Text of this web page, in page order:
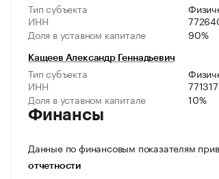
Тип субъекта
ИНН
Доля в уставном капитале
90%
Кащеев Александр Геннадьевич
Тип субъекта
ИНН
Доля в уставном капитале
10%
Финансы
Данные по финансовым показателям
отчетности